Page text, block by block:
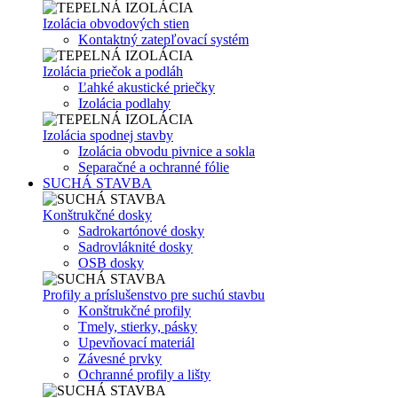
Izolácia obvodových stien
Kontaktný zatepľovací systém
Izolácia priečok a podláh
Ľahké akustické priečky
Izolácia podlahy
Izolácia spodnej stavby
Izolácia obvodu pivnice a sokla
Separačné a ochranné fólie
SUCHÁ STAVBA
Konštrukčné dosky
Sadrokartónové dosky
Sadrovláknité dosky
OSB dosky
Profily a príslušenstvo pre suchú stavbu
Konštrukčné profily
Tmely, stierky, pásky
Upevňovací materiál
Závesné prvky
Ochranné profily a lišty